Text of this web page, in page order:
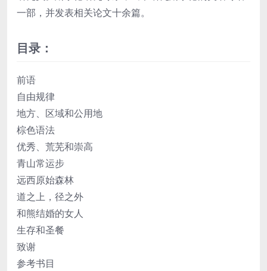
一部，并发表相关论文十余篇。
目录：
前语
自由规律
地方、区域和公用地
棕色语法
优秀、荒芜和崇高
青山常运步
远西原始森林
道之上，径之外
和熊结婚的女人
生存和圣餐
致谢
参考书目